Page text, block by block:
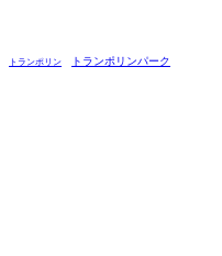
トランポリン トランポリンパーク